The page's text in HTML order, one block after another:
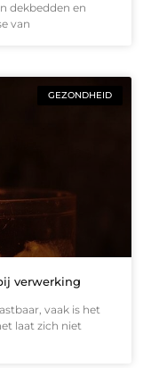
dekbedden en
van
GEZONDHEID
verwerking
vaak is het
laat zich niet